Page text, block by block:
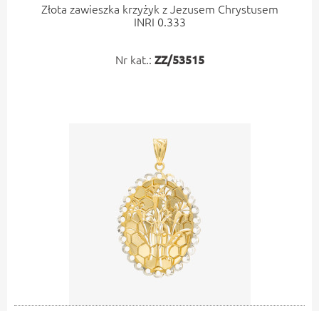
Złota zawieszka krzyżyk z Jezusem Chrystusem
INRI 0.333
Nr kat.: ZZ/53515